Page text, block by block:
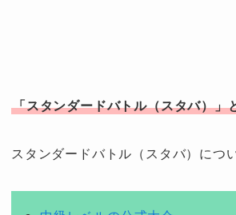
「スタンダードバトル（スタバ）」
スタンダードバトル（スタバ）につ